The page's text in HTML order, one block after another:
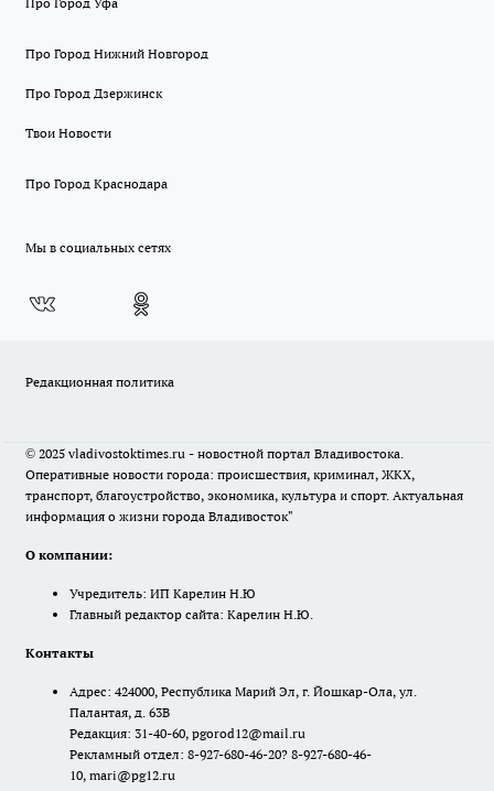
Про Город Нижний Новгород
Про Город Дзержинск
Твои Новости
Про Город Краснодара
Мы в социальных сетях
Редакционная политика
© 2025 vladivostoktimes.ru - новостной портал Владивостока.
Оперативные новости города: происшествия, криминал, ЖКХ,
транспорт, благоустройство, экономика, культура и спорт. Актуальная
информация о жизни города Владивосток"
О компании:
Учредитель: ИП Карелин Н.Ю
Главный редактор сайта: Карелин Н.Ю.
Контакты
Адрес: 424000, Республика Марий Эл, г. Йошкар-Ола, ул.
Палантая, д. 63В
Редакция: 31-40-60, pgorod12@mail.ru
Рекламный отдел: 8-927-680-46-20? 8-927-680-46-
10, mari@pg12.ru